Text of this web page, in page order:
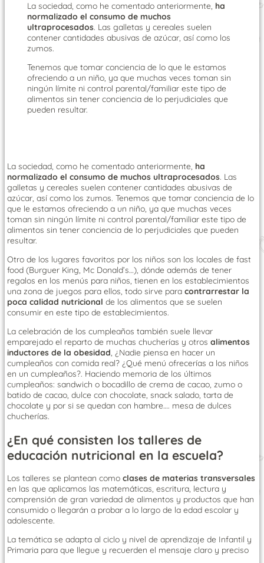
La sociedad, como he comentado anteriormente, ha
normalizado el consumo de muchos
ultraprocesados. Las galletas y cereales suelen
contener cantidades abusivas de azúcar, así como los
zumos.
Tenemos que tomar conciencia de lo que le estamos
ofreciendo a un niño, ya que muchas veces toman sin
ningún límite ni control parental/familiar este tipo de
alimentos sin tener conciencia de lo perjudiciales que
pueden resultar.
La sociedad, como he comentado anteriormente, ha
normalizado el consumo de muchos ultraprocesados. Las
galletas y cereales suelen contener cantidades abusivas de
azúcar, así como los zumos. Tenemos que tomar conciencia de lo
que le estamos ofreciendo a un niño, ya que muchas veces
toman sin ningún límite ni control parental/familiar este tipo de
alimentos sin tener conciencia de lo perjudiciales que pueden
resultar.
Otro de los lugares favoritos por los niños son los locales de fast
food (Burguer King, Mc Donald’s…), dónde además de tener
regalos en los menús para niños, tienen en los establecimientos
una zona de juegos para ellos, todo sirve para contrarrestar la
poca calidad nutricional de los alimentos que se suelen
consumir en este tipo de establecimientos.
La celebración de los cumpleaños también suele llevar
emparejado el reparto de muchas chucherías y otros alimentos
inductores de la obesidad, ¿Nadie piensa en hacer un
cumpleaños con comida real? ¿Qué menú ofrecerías a los niños
en un cumpleaños?. Haciendo memoria de los últimos
cumpleaños: sandwich o bocadillo de crema de cacao, zumo o
batido de cacao, dulce con chocolate, snack salado, tarta de
chocolate y por si se quedan con hambre…. mesa de dulces
chucherías.
¿En qué consisten los talleres de
educación nutricional en la escuela?
Los talleres se plantean como clases de materias transversales
en las que aplicamos las matemáticas, escritura, lectura y
comprensión de gran variedad de alimentos y productos que han
consumido o llegarán a probar a lo largo de la edad escolar y
adolescente.
La temática se adapta al ciclo y nivel de aprendizaje de Infantil y
Primaria para que llegue y recuerden el mensaje claro y preciso